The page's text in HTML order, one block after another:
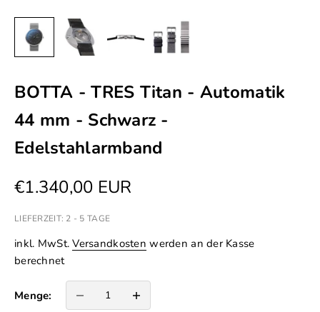
BOTTA - TRES Titan - Automatik
44 mm - Schwarz -
Edelstahlarmband
Angebot
€1.340,00 EUR
LIEFERZEIT: 2 - 5 TAGE
inkl. MwSt.Versandkosten werden an der Kasse
berechnet
Menge: Anzahl verringernAnzahl erhöhen